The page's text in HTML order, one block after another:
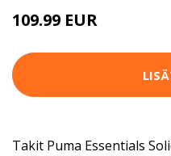
109.99 EUR
Takit Puma Essentials